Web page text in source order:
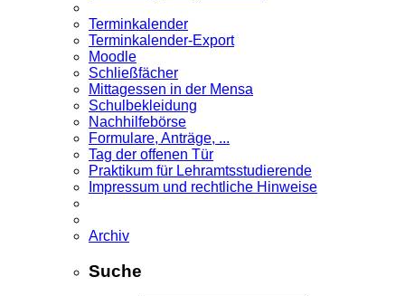
Terminkalender
Terminkalender-Export
Moodle
Schließfächer
Mittagessen in der Mensa
Schulbekleidung
Nachhilfebörse
Formulare, Anträge, ...
Tag der offenen Tür
Praktikum für Lehramts­studierende
Impressum und rechtliche Hinweise
Archiv
Suche